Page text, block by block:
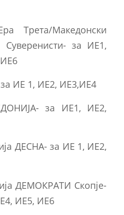
Трета/Македонски
Суверенисти- за ИЕ1,
ИЕ 1, ИЕ2, ИЕ3,ИЕ4
за ИЕ1, ИЕ2,
ДЕСНА- за ИЕ 1, ИЕ2,
ДЕМОКРАТИ Скопје-
ИЕ5, ИЕ6